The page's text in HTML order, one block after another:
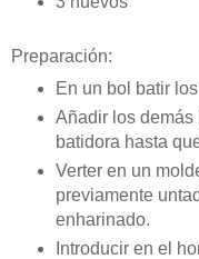
Preparación:
En un bol batir
Añadir los demás
batidora hasta
Verter en un
previamente
enharinado.
Introducir en el